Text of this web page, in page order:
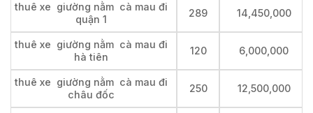
thuê xe giường nằm cà mau đi
quận 1
289 14,450,000
thuê xe giường nằm cà mau đi
hà tiên
120 6,000,000
thuê xe giường nằm cà mau đi
châu đốc
250 12,500,000